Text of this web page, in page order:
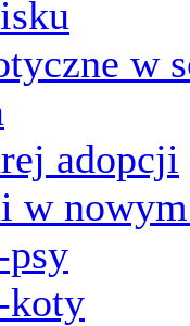
w
adopcji
w
psy
koty